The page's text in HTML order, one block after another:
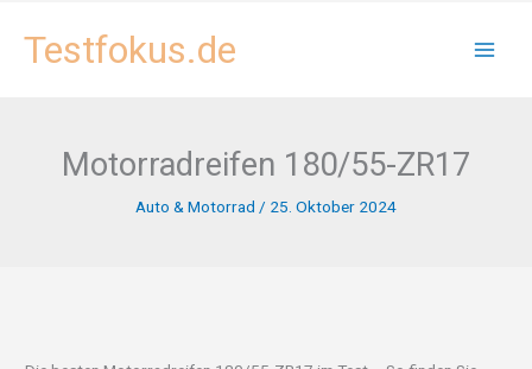
InhaltTestfokus.de
Motorradreifen 180/55-ZR17
Auto & Motorrad / 25. Oktober 2024